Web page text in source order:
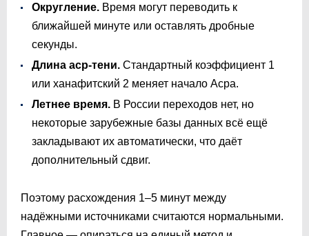
Округление. Время могут переводить к
ближайшей минуте или оставлять дробные
секунды.
Длина аср-тени. Стандартный коэффициент 1
или ханафитский 2 меняет начало Асра.
Летнее время. В России переходов нет, но
некоторые зарубежные базы данных всё ещё
закладывают их автоматически, что даёт
дополнительный сдвиг.
Поэтому расхождения 1–5 минут между
надёжными источниками считаются нормальными.